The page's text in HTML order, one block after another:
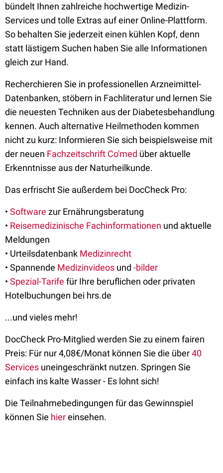
bündelt Ihnen zahlreiche hochwertige Medizin-
Services und tolle Extras auf einer Online-Plattform.
So behalten Sie jederzeit einen kühlen Kopf, denn
statt lästigem Suchen haben Sie alle Informationen
gleich zur Hand.
Recherchieren Sie in professionellen Arzneimittel-
Datenbanken, stöbern in Fachliteratur und lernen Sie
die neuesten Techniken aus der Diabetesbehandlung
kennen. Auch alternative Heilmethoden kommen
nicht zu kurz: Informieren Sie sich beispielsweise mit
der neuen Fachzeitschrift Co'med über aktuelle
Erkenntnisse aus der Naturheilkunde.
Das erfrischt Sie außerdem bei DocCheck Pro:
• Software zur Ernährungsberatung
• Reisemedizinische Fachinformationen und aktuelle
Meldungen
• Urteilsdatenbank Medizinrecht
• Spannende Medizinvideos und -bilder
• Spezial-Tarife für Ihre beruflichen oder privaten
Hotelbuchungen bei hrs.de
...und vieles mehr!
DocCheck Pro-Mitglied werden Sie zu einem fairen
Preis: Für nur 4,08€/Monat können Sie die über40
Services uneingeschränkt nutzen. Springen Sie
einfach ins kalte Wasser - Es lohnt sich!
Die Teilnahmebedingungen für das Gewinnspiel
können Sie hiereinsehen.